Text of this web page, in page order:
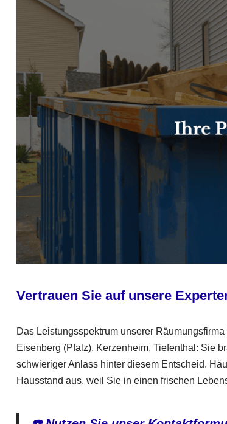
Vertrauen Sie auf unsere
Das Leistungsspektrum unserer
Eisenberg (Pfalz), Kerzenheim, Tiefenthal: Sie
schwieriger Anlass hinter diesem Entscheid.
Hausstand aus, weil Sie in einen frischen